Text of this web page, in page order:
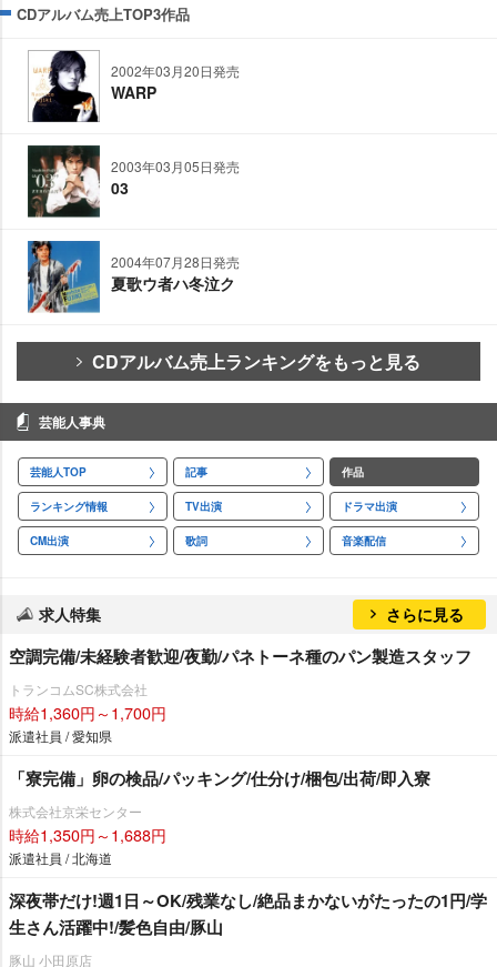
CDアルバム売上TOP3作品
2002年03月20日発売
WARP
2003年03月05日発売
03
2004年07月28日発売
夏歌ウ者ハ冬泣ク
CDアルバム売上ランキングをもっと見る
芸能人事典
芸能人TOP 記事 作品
ランキング情報 TV出演 ドラマ出演
CM出演 歌詞 音楽配信
求人特集 さらに見る
空調完備/未経験者歓迎/夜勤/パネトーネ種のパン製造スタッフ
トランコムSC株式会社
時給1,360円～1,700円
派遣社員 / 愛知県
「寮完備」卵の検品/パッキング/仕分け/梱包/出荷/即入寮
株式会社京栄センター
時給1,350円～1,688円
派遣社員 / 北海道
深夜帯だけ!週1日～OK/残業なし/絶品まかないがたったの1円/学
生さん活躍中!/髪色自由/豚山
豚山 小田原店